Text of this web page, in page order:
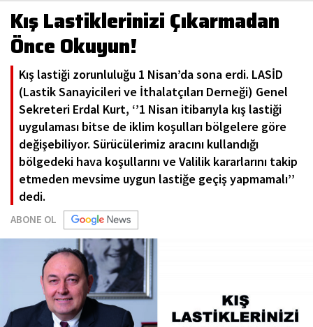
Kış Lastiklerinizi Çıkarmadan
Önce Okuyun!
Kış lastiği zorunluluğu 1 Nisan’da sona erdi. LASİD
(Lastik Sanayicileri ve İthalatçıları Derneği) Genel
Sekreteri Erdal Kurt, ‘’1 Nisan itibarıyla kış lastiği
uygulaması bitse de iklim koşulları bölgelere göre
değişebiliyor. Sürücülerimiz aracını kullandığı
bölgedeki hava koşullarını ve Valilik kararlarını takip
etmeden mevsime uygun lastiğe geçiş yapmamalı’’
dedi.
ABONE OL